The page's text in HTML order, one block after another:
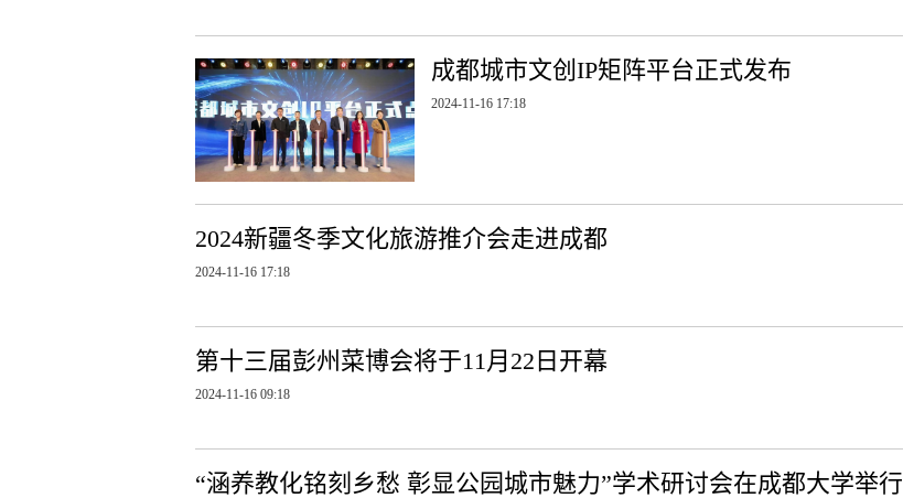
成都城市文创IP矩阵平台正式发布
2024-11-16 17:18
2024新疆冬季文化旅游推介会走进成都
2024-11-16 17:18
第十三届彭州菜博会将于11月22日开幕
2024-11-16 09:18
“涵养教化铭刻乡愁 彰显公园城市魅力”学术研讨会在成都大学举行